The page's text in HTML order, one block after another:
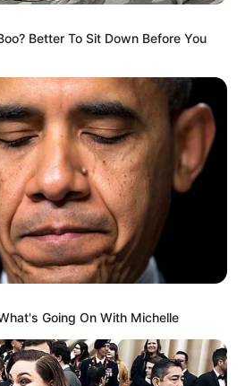
Better To Sit Down Before You
Going On With Michelle